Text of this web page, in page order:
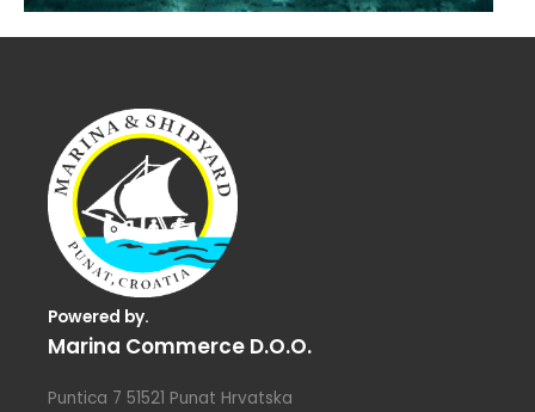
Powered by.
Marina Commerce D.o.o.
Puntica 7 51521 Punat Hrvatska